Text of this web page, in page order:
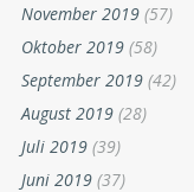
November 2019 (57)
Oktober 2019 (58)
September 2019 (42)
August 2019 (28)
Juli 2019 (39)
Juni 2019 (37)